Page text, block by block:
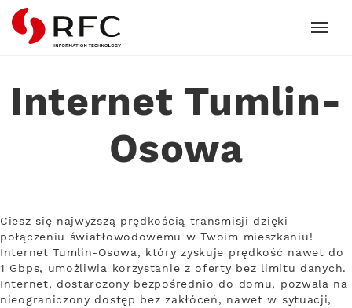
RFC
Internet Tumlin-
Osowa
Ciesz się najwyższą prędkością transmisji dzięki
połączeniu światłowodowemu w Twoim mieszkaniu!
Internet Tumlin-Osowa, który zyskuje prędkość nawet do
1 Gbps, umożliwia korzystanie z oferty bez limitu danych.
Internet, dostarczony bezpośrednio do domu, pozwala na
nieograniczony dostęp bez zakłóceń, nawet w sytuacji,